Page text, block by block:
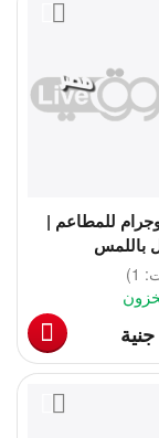
للمطاعم |
باللمس
لطاولة
1)
جنية